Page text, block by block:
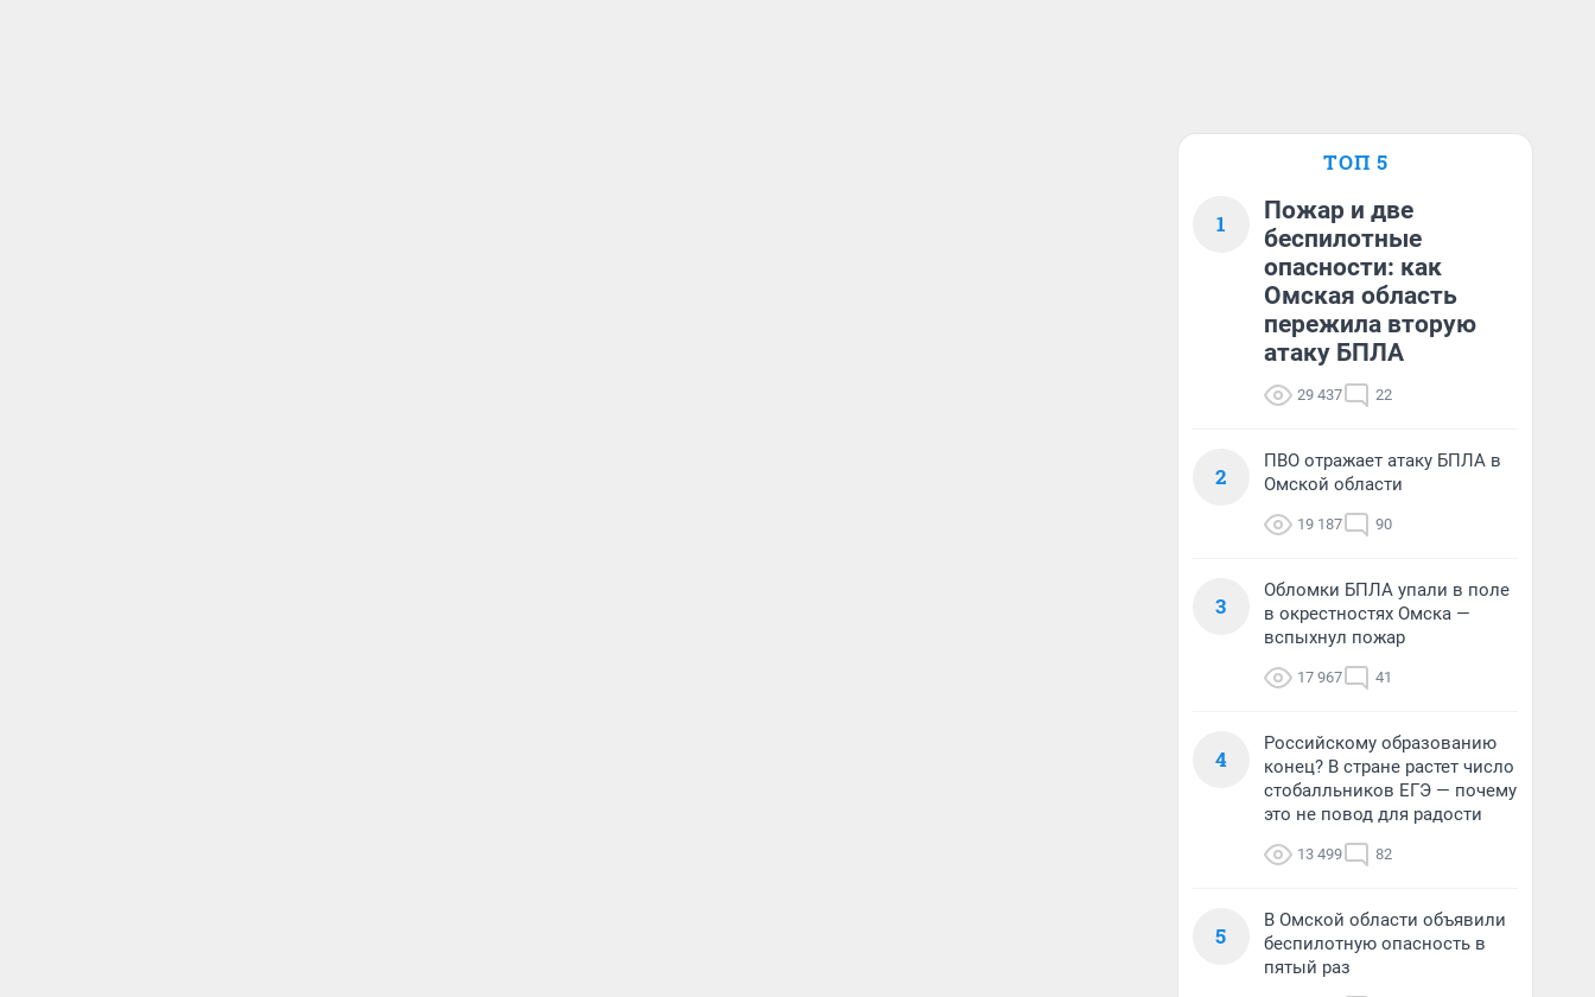
ТОП 5
1
Пожар и две
беспилотные
опасности: как
Омская область
пережила вторую
атаку БПЛА
29 437 22
2
ПВО отражает атаку БПЛА в
Омской области
19 187 90
3
Обломки БПЛА упали в поле
в окрестностях Омска —
вспыхнул пожар
17 967 41
4
Российскому образованию
конец? В стране растет число
стобалльников ЕГЭ — почему
это не повод для радости
13 499 82
5
В Омской области объявили
беспилотную опасность в
пятый раз